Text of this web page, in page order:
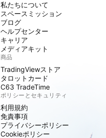
私たちについて
スペースミッション
ブログ
ヘルプセンター
キャリア
メディアキット
商品
TradingViewストア
タロットカード
C63 TradeTime
ポリシーとセキュリティ
利用規約
免責事項
プライバシーポリシー
Cookieポリシー